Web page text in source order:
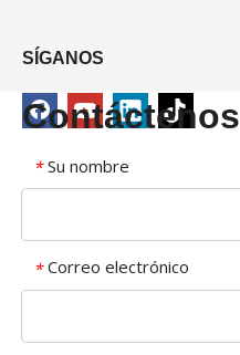
SÍGANOS
Contáctenos
* Su nombre
* Correo electrónico